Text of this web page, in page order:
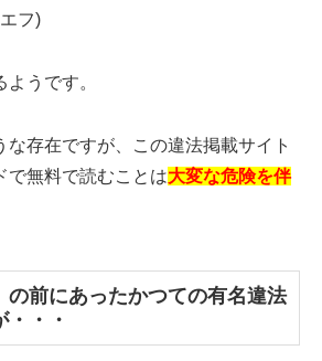
フ)
うです。
な存在ですが、この違法掲載サイト
で無料で読むことは大変な危険を伴
の前にあったかつての有名違法
・・